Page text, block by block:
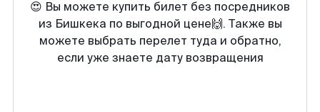
😍 Вы можете купить билет без посредников
из Бишкека по выгодной цене🙌. Также вы
можете выбрать перелет туда и обратно,
если уже знаете дату возвращения